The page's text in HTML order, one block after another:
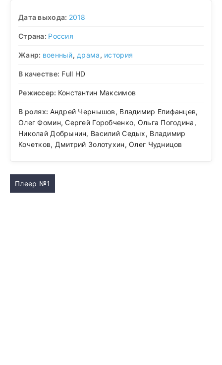
Дата выхода: 2018
Страна: Россия
Жанр: военный, драма, история
В качестве: Full HD
Режиссер: Константин Максимов
В ролях: Андрей Чернышов, Владимир Епифанцев,
Олег Фомин, Сергей Горобченко, Ольга Погодина,
Николай Добрынин, Василий Седых, Владимир
Кочетков, Дмитрий Золотухин, Олег Чудницов
Плеер №1